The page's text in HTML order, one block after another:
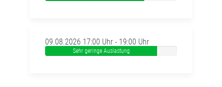
09.08.2026 17:00 Uhr - 19:00 Uhr
Sehr geringe Auslastung